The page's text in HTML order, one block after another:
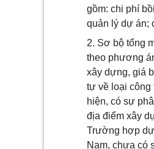
gồm: chi phí
quản lý dự án;
2. Sơ bộ tổng
theo phương
xây dựng, giá
tự về loại công
hiện, có sự
địa điểm xây
Trường hợp
Nam, chưa có